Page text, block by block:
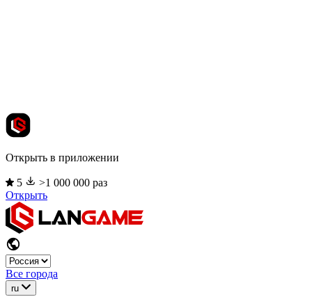
Открыть в приложении
5
>1 000 000 раз
Открыть
Все города
ru